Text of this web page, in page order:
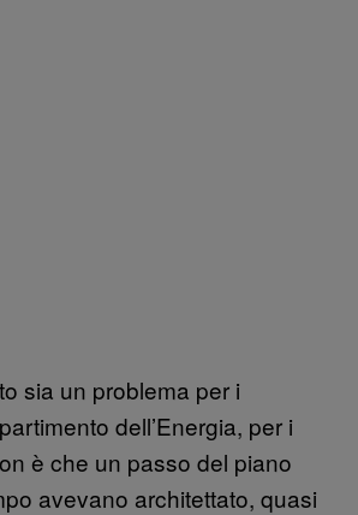
sia un problema per i
dell’Energia, per i
è che un passo del piano
avevano architettato, quasi